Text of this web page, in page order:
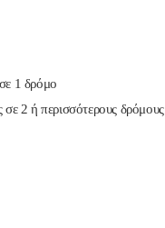
1 δρόμο
2 ή περισσότερους δρόμους